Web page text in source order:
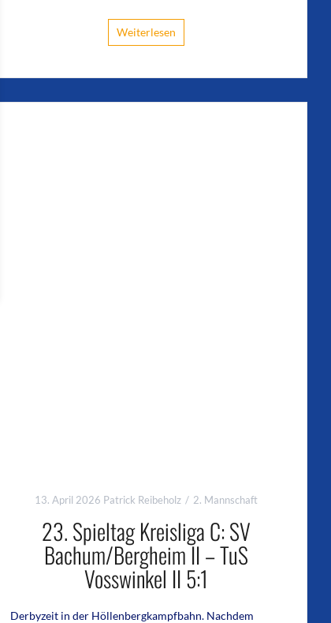
Weiterlesen
13. April 2026 Patrick Reibeholz 2. Mannschaft
23. Spieltag Kreisliga C: SV
Bachum/Bergheim II – TuS
Vosswinkel II 5:1
Derbyzeit in der Höllenbergkampfbahn. Nachdem